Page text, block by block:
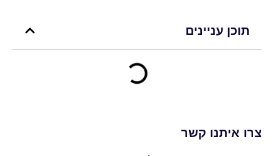
תוכן עניינים
צרו איתנו קשר